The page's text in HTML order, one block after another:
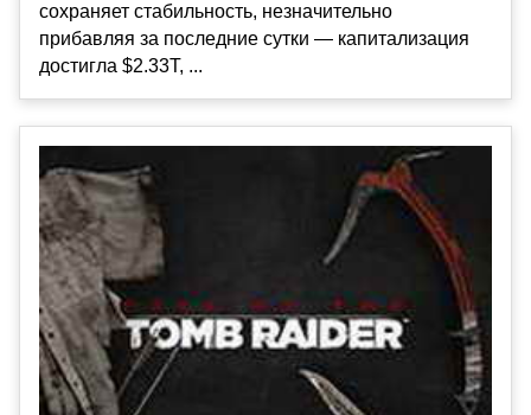
сохраняет стабильность, незначительно
прибавляя за последние сутки — капитализация
достигла $2.33T, ...